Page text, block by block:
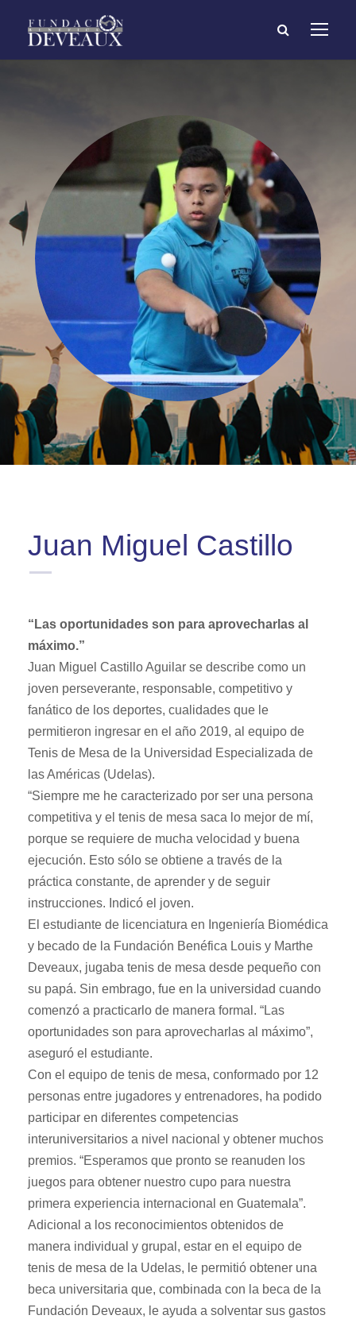
Juan Miguel Castillo
“Las oportunidades son para aprovecharlas al
máximo.”
Juan Miguel Castillo Aguilar se describe como un
joven perseverante, responsable, competitivo y
fanático de los deportes, cualidades que le
permitieron ingresar en el año 2019, al equipo de
Tenis de Mesa de la Universidad Especializada de
las Américas (Udelas).
“Siempre me he caracterizado por ser una persona
competitiva y el tenis de mesa saca lo mejor de mí,
porque se requiere de mucha velocidad y buena
ejecución. Esto sólo se obtiene a través de la
práctica constante, de aprender y de seguir
instrucciones. Indicó el joven.
El estudiante de licenciatura en Ingeniería Biomédica
y becado de la Fundación Benéfica Louis y Marthe
Deveaux, jugaba tenis de mesa desde pequeño con
su papá. Sin embrago, fue en la universidad cuando
comenzó a practicarlo de manera formal. “Las
oportunidades son para aprovecharlas al máximo”,
aseguró el estudiante.
Con el equipo de tenis de mesa, conformado por 12
personas entre jugadores y entrenadores, ha podido
participar en diferentes competencias
interuniversitarios a nivel nacional y obtener muchos
premios. “Esperamos que pronto se reanuden los
juegos para obtener nuestro cupo para nuestra
primera experiencia internacional en Guatemala”.
Adicional a los reconocimientos obtenidos de
manera individual y grupal, estar en el equipo de
tenis de mesa de la Udelas, le permitió obtener una
beca universitaria que, combinada con la beca de la
Fundación Deveaux, le ayuda a solventar sus gastos